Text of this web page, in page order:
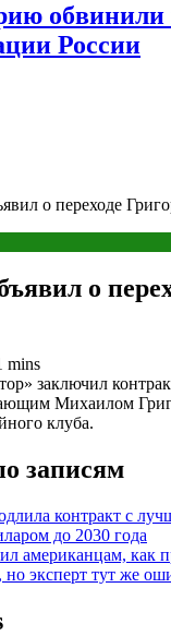
обвинили
России
о переходе
о
mins
заключил
Михаилом
клуба.
записям
контракт с
до 2030 года
американцам, как
эксперт тут же